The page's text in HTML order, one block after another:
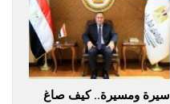
سيرة ومسيرة.. كيف صاغ